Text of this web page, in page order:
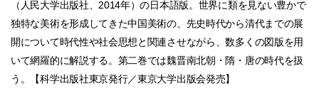
（人民大学出版社、2014年）の日本語版。世界に類を見ない豊かで
独特な美術を形成してきた中国美術の、先史時代から清代までの展
開について時代性や社会思想と関連させながら、数多くの図版を用
いて網羅的に解説する。第二巻では魏晋南北朝・隋・唐の時代を扱
う。【科学出版社東京発行／東京大学出版会発売】